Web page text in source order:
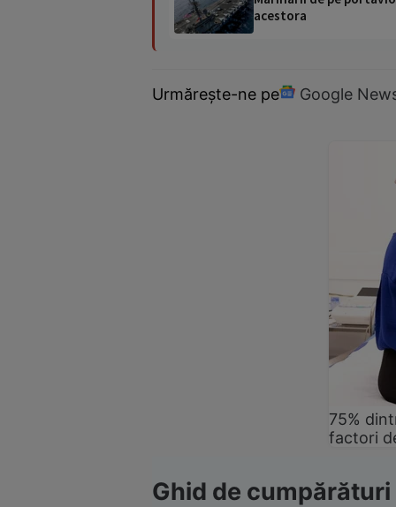
acestora
Urmărește-ne pe Google
75%
factori
Ghid de cumpărături